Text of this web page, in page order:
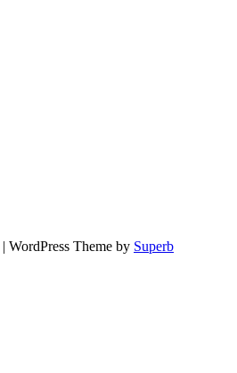
| WordPress Theme by Superb